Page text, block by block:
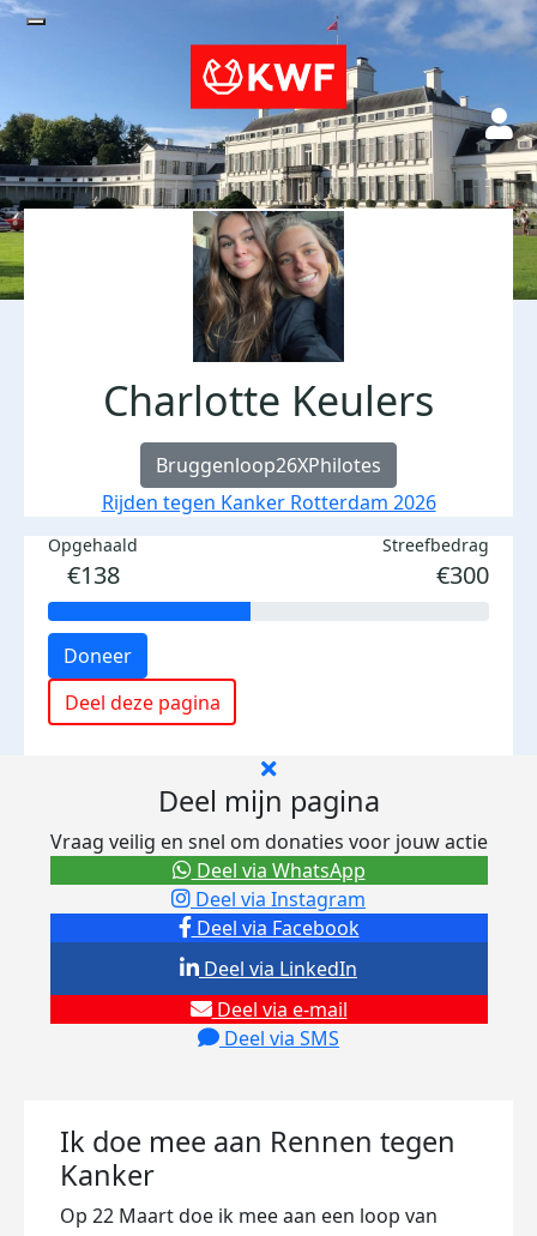
Charlotte Keulers
Bruggenloop26XPhilotes
Rijden tegen Kanker Rotterdam 2026
Opgehaald
€138
Streefbedrag
€300
Doneer
Deel deze pagina
Deel mijn pagina
Vraag veilig en snel om donaties voor jouw actie
Deel via Facebook
Deel via Instagram
Deel via e-mail
Deel via SMS
Deel via LinkedIn
Deel via WhatsApp
Ik doe mee aan Rennen tegen
Kanker
Op 22 Maart doe ik mee aan een loop van